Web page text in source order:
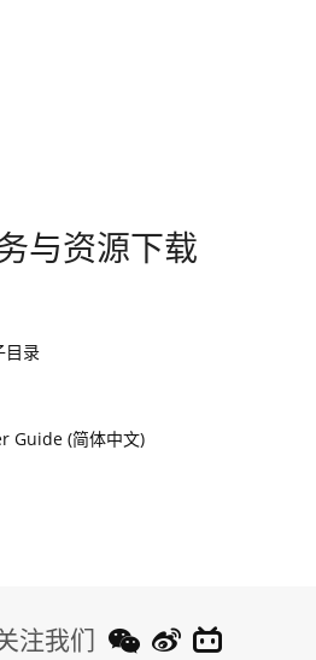
与资源下载
目录
Guide (简体中文)
注我们